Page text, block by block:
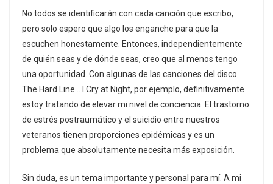
No todos se identificarán con cada canción que escribo,
pero solo espero que algo los enganche para que la
escuchen honestamente. Entonces, independientemente
de quién seas y de dónde seas, creo que al menos tengo
una oportunidad. Con algunas de las canciones del disco
The Hard Line… I Cry at Night, por ejemplo, definitivamente
estoy tratando de elevar mi nivel de conciencia. El trastorno
de estrés postraumático y el suicidio entre nuestros
veteranos tienen proporciones epidémicas y es un
problema que absolutamente necesita más exposición.
Sin duda, es un tema importante y personal para mí. A mi